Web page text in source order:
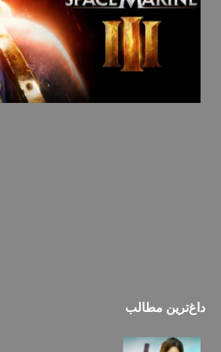
داغ‌ترین مطالب